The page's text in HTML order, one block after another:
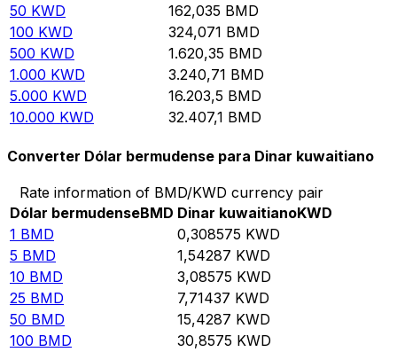
50 KWD 162,035 BMD
100 KWD 324,071 BMD
500 KWD 1.620,35 BMD
1.000 KWD 3.240,71 BMD
5.000 KWD 16.203,5 BMD
10.000 KWD 32.407,1 BMD
Converter Dólar bermudense para Dinar kuwaitiano
Rate information of BMD/KWD currency pair
Dólar bermudenseBMD Dinar kuwaitianoKWD
1 BMD 0,308575 KWD
5 BMD 1,54287 KWD
10 BMD 3,08575 KWD
25 BMD 7,71437 KWD
50 BMD 15,4287 KWD
100 BMD 30,8575 KWD